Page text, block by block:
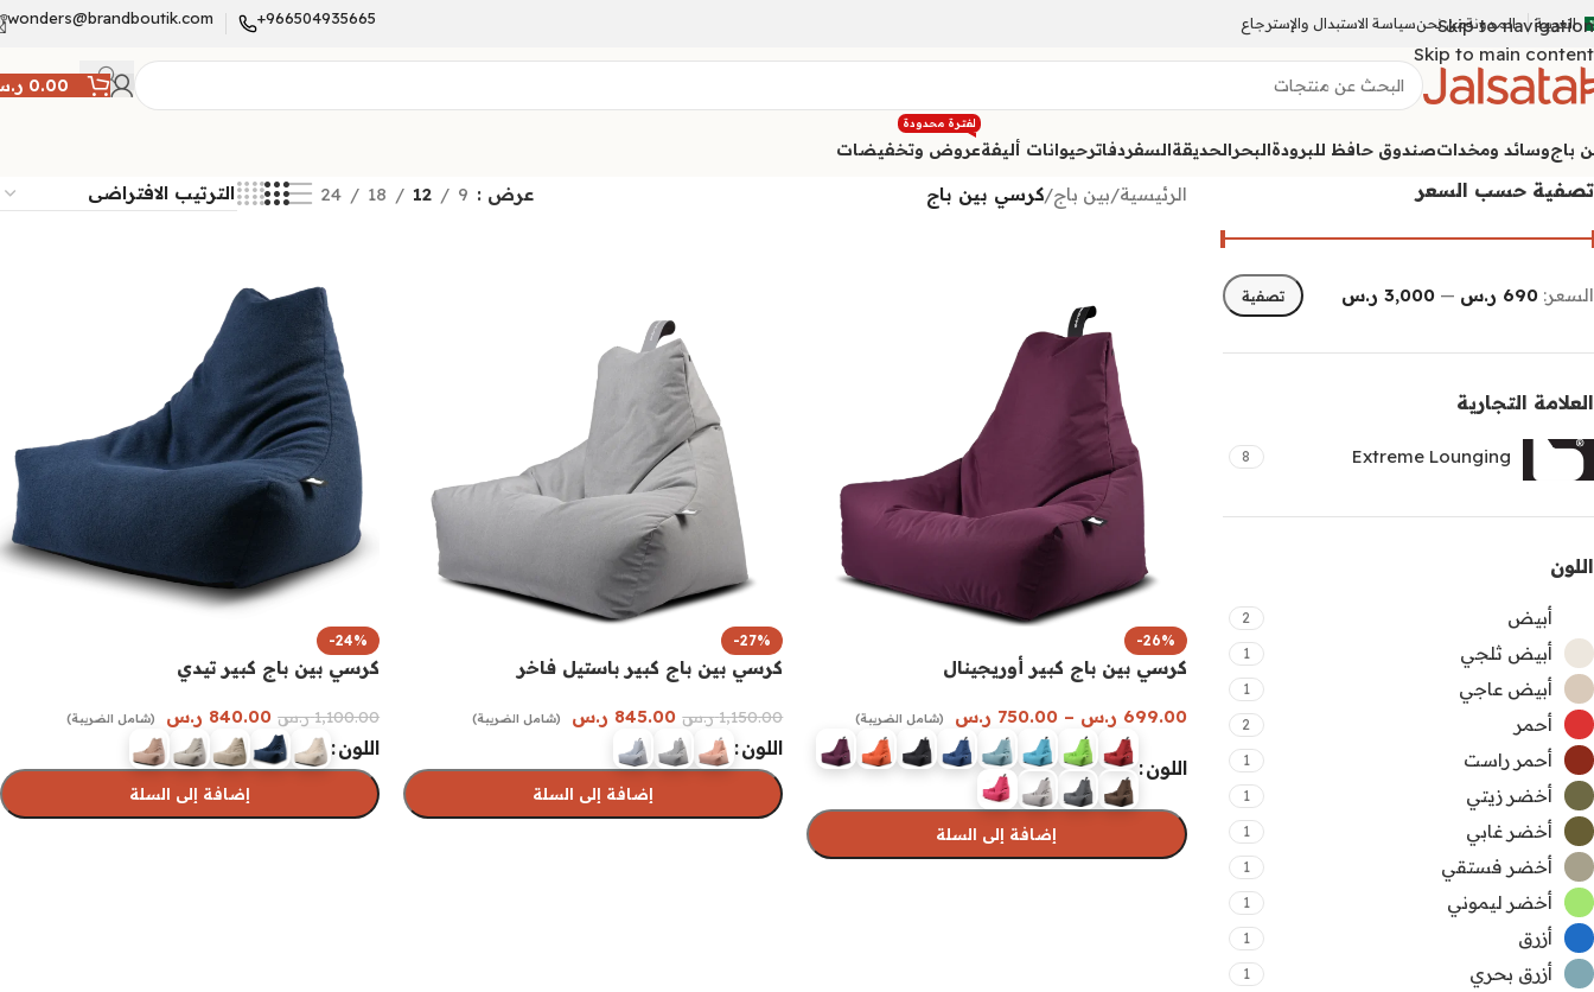
Skip to navigation
Skip to main content
العربية المدونةمن نحنسياسة الاستبدال والإسترجاع 966504935665+
wonders@brandboutik.com
0.00
باجوسائد ومخداتصندوق حافظ للبرودةالبحرالحديقةالسفردفاترحيوانات أليفةعروض وتخفيضات
لفترة محدودة
تصفية حسب السعر
تصفية السعر: 690 ر.س — 3,000 ر.س
العلامة التجارية
Extreme Lounging
8
اللون
أبيض 2
أبيض ثلجي 1
أبيض عاجي 1
أحمر 2
أحمر راست 1
أخضر زيتي 1
أخضر غابي 1
أخضر فستقي 1
أخضر ليموني 1
أزرق 1
أزرق بحري 1
الرئيسية/بين باج/كرسي بين باج عرض 9
12
18
24
-26%
كرسي بين باج كبير أوريجينال
699.00 ر.س –
750.00 ر.س (شامل الضريبة)
اللون
إضافة إلى السلة
-27%
كرسي بين باج كبير باستيل فاخر
1,150.00 ر.س 845.00 ر.س (شامل الضريبة)
اللون
إضافة إلى السلة
-24%
كرسي بين باج كبير تيدي
1,100.00 ر.س 840.00 ر.س (شامل الضريبة)
اللون
إضافة إلى السلة